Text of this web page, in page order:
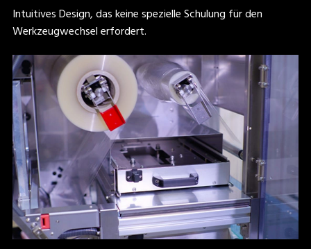
Intuitives Design, das keine spezielle Schulung für den
Werkzeugwechsel erfordert.